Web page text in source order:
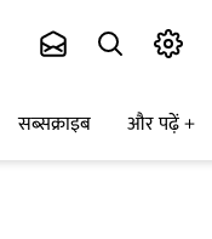
सब्सक्राइब और पढ़ें